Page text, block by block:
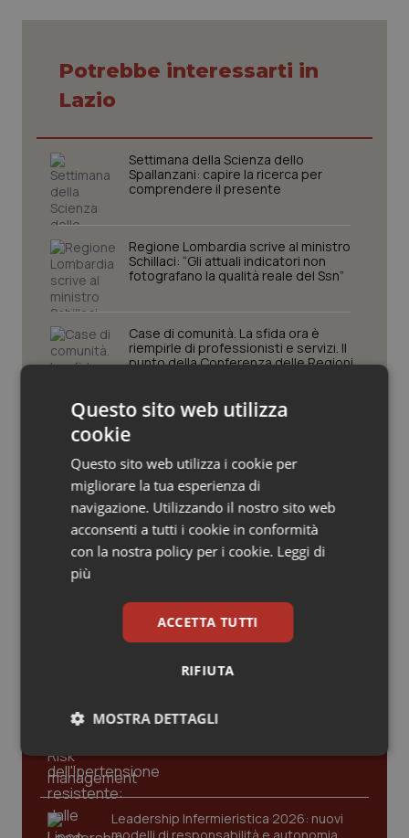
Provincia Autonoma di Bolzano
Provincia Autonoma di Trento
Puglia
Sardegna
Sicilia
Toscana
Valle D’Aosta
Veneto
Infezioni & Febbre
Ipertensione & Scompenso
Malattie rare
Malattia di Crohn & Rettocolite Ulcerosa
Neuroscienze & patologie neurodegenerative
Obesità
Oncodermatologia
Oncoematologia
Oncologia & Nutrizione
Psoriasi & pelle
Quotidiano Cardiologia
Quotidiano Chirurgia
Quotidiano Oncologia
Quotidiano Pediatria
Rene & patologie urogenitali
Potrebbe interessarti in
Lazio
Settimana della Scienza dello
Spallanzani: capire la ricerca per
comprendere il presente
Regione Lombardia scrive al ministro
Schillaci: “Gli attuali indicatori non
fotografano la qualità reale del Ssn”
Case di comunità. La sfida ora è
riempirle di professionisti e servizi. Il
punto della Conferenza delle Regioni
San Raffaele di Milano. Ispezioni e
criticità riscontrate, stop al
Ultime analisi e review da QS Pro
Cloud sanitario: infrastrutture,
Gestione dell'Ipertensione resistente:
Leadership Infermieristica 2026: nuovi
Questo sito web utilizza
cookie
Questo sito web utilizza i cookie per
migliorare la tua esperienza di
navigazione. Utilizzando il nostro sito web
acconsenti a tutti i cookie in conformità
con la nostra policy per i cookie. Leggi di
più
ACCETTA TUTTI
RIFIUTA
MOSTRA DETTAGLI
Necessari Statistici Marketing